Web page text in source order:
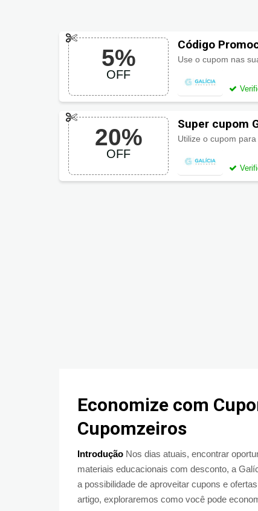
5%
OFF
Código
20%
OFF
Super cupom
Utilize o cupom
Economize com
Cupomzeiros
Introdução Nos dias atuais, encontrar
materiais educacionais com desconto, a
a possibilidade de aproveitar cupons e
artigo, exploraremos como você pode